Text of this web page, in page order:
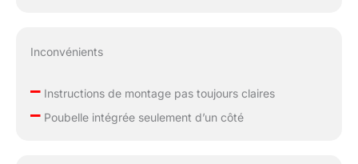
Inconvénients
–Instructions de montage pas toujours claires
–Poubelle intégrée seulement d’un côté